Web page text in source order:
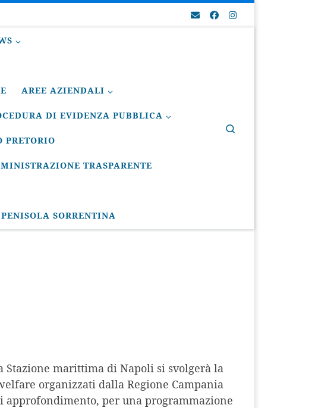
AREE AZIENDALI
DI EVIDENZA PUBBLICA
PRETORIO
TRASPARENTE
SORRENTINA
Stazione marittima di Napoli si svolgerà la
organizzati dalla Regione Campania
per una programmazione